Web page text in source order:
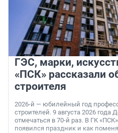
ГЭС, марки,
«ПСК» рассказали
строителя
2026-й — юбилейный год
строителей. 9 августа 2026 года
отмечаться в 70-й раз. В ГК
появился праздник и как